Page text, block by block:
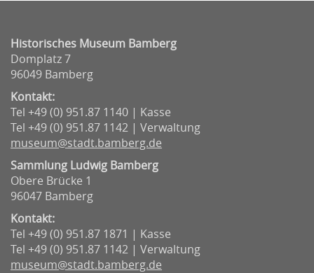
Historisches Museum Bamberg
Domplatz 7
96049 Bamberg
Kontakt:
Tel +49 (0) 951.87 1140 | Kasse
Tel +49 (0) 951.87 1142 | Verwaltung
museum@stadt.bamberg.de
Sammlung Ludwig Bamberg
Obere Brücke 1
96047 Bamberg
Kontakt:
Tel +49 (0) 951.87 1871 | Kasse
Tel +49 (0) 951.87 1142 | Verwaltung
museum@stadt.bamberg.de